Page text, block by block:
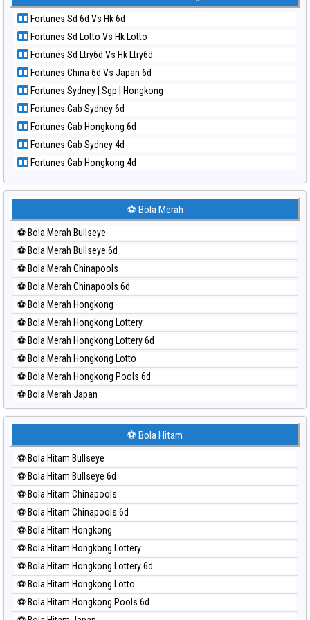
Paito Harian Kuda Lari
Paito Harian Magnum Cambodia
Paito Harian Nagoya
Paito Harian New York Midday
Paito Harian North Carolina Day
Paito Harian Pcso
Paito Harian Pennsylvania Day
Paito Harian Sao Paulo
Paito Harian Singapore
Paito Harian Sydney
Paito Harian Sydney Lottery
Paito Harian Sydney Lottery 6d
Paito Harian Sydney Lotto
Paito Harian Sydney Pools 6d
Paito Harian Taipei
Paito Harian Taiwan
Fortunes Sd 6d Vs Hk 6d
Fortunes Sd Lotto Vs Hk Lotto
Fortunes Sd Ltry6d Vs Hk Ltry6d
Fortunes China 6d Vs Japan 6d
Fortunes Sydney | Sgp | Hongkong
Fortunes Gab Sydney 6d
Fortunes Gab Hongkong 6d
Fortunes Gab Sydney 4d
Fortunes Gab Hongkong 4d
⚽ Bola Merah
⚽ Bola Merah Bullseye
⚽ Bola Merah Bullseye 6d
⚽ Bola Merah Chinapools
⚽ Bola Merah Chinapools 6d
⚽ Bola Merah Hongkong
⚽ Bola Merah Hongkong Lottery
⚽ Bola Merah Hongkong Lottery 6d
⚽ Bola Merah Hongkong Lotto
⚽ Bola Merah Hongkong Pools 6d
⚽ Bola Merah Japan
⚽ Bola Merah Japan 6d
⚽ Bola Merah Kuda Lari
⚽ Bola Merah Magnum Cambodia
⚽ Bola Merah Nagoya
⚽ Bola Merah North Carolina Day
⚽ Bola Merah Pcso
⚽ Bola Merah Sao Paulo
⚽ Bola Merah Singapore
⚽ Bola Merah Sydney
⚽ Bola Merah Sydney Lottery
⚽ Bola Merah Sydney Lottery 6d
⚽ Bola Hitam
⚽ Bola Hitam Bullseye
⚽ Bola Hitam Bullseye 6d
⚽ Bola Hitam Chinapools
⚽ Bola Hitam Chinapools 6d
⚽ Bola Hitam Hongkong
⚽ Bola Hitam Hongkong Lottery
⚽ Bola Hitam Hongkong Lottery 6d
⚽ Bola Hitam Hongkong Lotto
⚽ Bola Hitam Hongkong Pools 6d